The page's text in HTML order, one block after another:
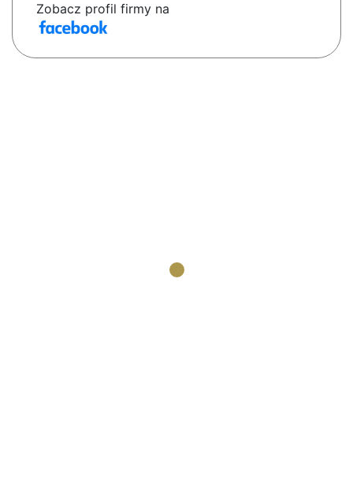
Zobacz profil firmy na